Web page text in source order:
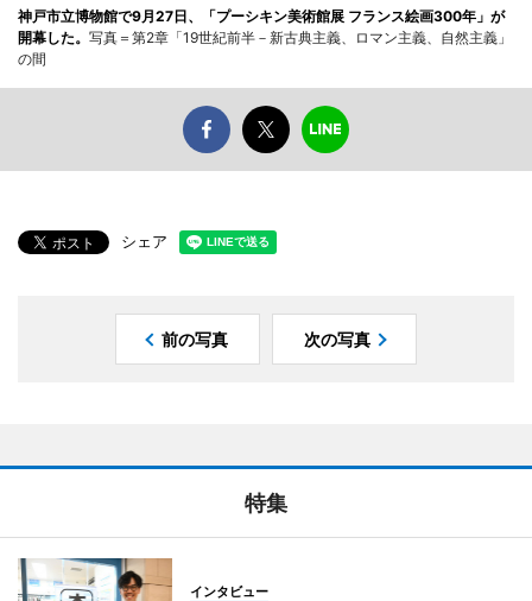
神戸市立博物館で9月27日、「プーシキン美術館展 フランス絵画300年」が
開幕した。 写真＝第2章「19世紀前半－新古典主義、ロマン主義、自然主義」
の間
シェア
前の写真 次の写真
特集
インタビュー